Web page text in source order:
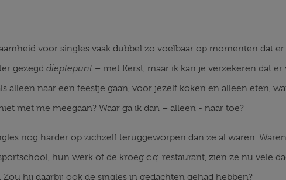
voor singles vaak dubbel zo voelbaar op momenten dat
gezegd dieptepunt – met Kerst, maar ik kan je verzekeren dat
alleen naar een feestje gaan, voor jezelf koken en alleen eten,
met me meegaan? Waar ga ik dan – alleen - naar toe?
nog harder op zichzelf teruggeworpen dan ze al waren.
hun werk of de kroeg c.q. restaurant, zien ze nu vele
hij daarbij ook de singles in gedachten gehad hebben?